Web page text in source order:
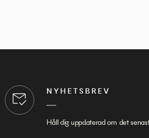
NYHETSBREV
Håll dig uppdaterad om det